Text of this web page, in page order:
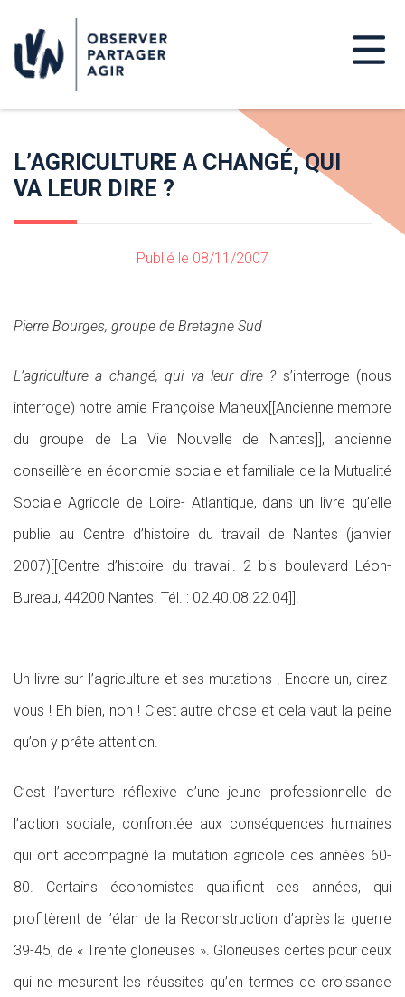
L’AGRICULTURE A CHANGÉ, QUI
VA LEUR DIRE ?
Publié le 08/11/2007
Pierre Bourges, groupe de Bretagne Sud
L’agriculture a changé, qui va leur dire ? s’interroge (nous
interroge) notre amie Françoise Maheux[[Ancienne membre
du groupe de La Vie Nouvelle de Nantes]], ancienne
conseillère en économie sociale et familiale de la Mutualité
Sociale Agricole de Loire- Atlantique, dans un livre qu’elle
publie au Centre d’histoire du travail de Nantes (janvier
2007)[[Centre d’histoire du travail. 2 bis boulevard Léon-
Bureau, 44200 Nantes. Tél. : 02.40.08.22.04]].
Un livre sur l’agriculture et ses mutations ! Encore un, direz-
vous ! Eh bien, non ! C’est autre chose et cela vaut la peine
qu’on y prête attention.
C’est l’aventure réflexive d’une jeune professionnelle de
l’action sociale, confrontée aux conséquences humaines
qui ont accompagné la mutation agricole des années 60-
80. Certains économistes qualifient ces années, qui
profitèrent de l’élan de la Reconstruction d’après la guerre
39-45, de « Trente glorieuses ». Glorieuses certes pour ceux
qui ne mesurent les réussites qu’en termes de croissance